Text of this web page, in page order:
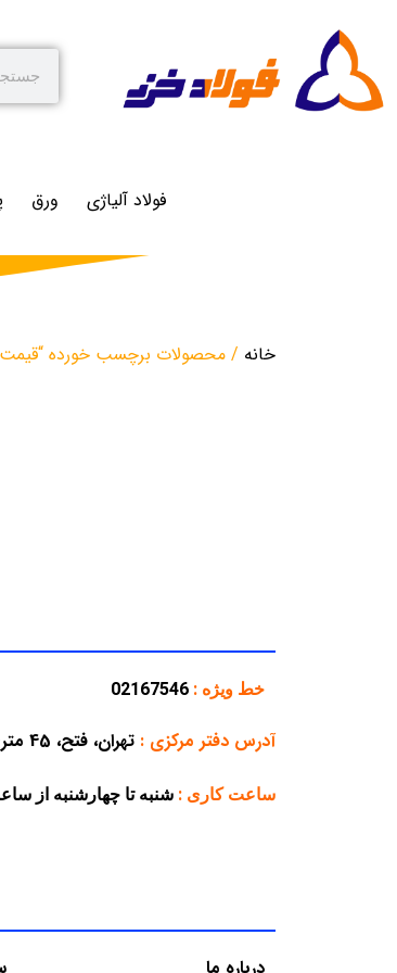
فولاد آلیاژی ورق
خانه / محصولات برچسب خورده “قیمت
خط ویژه : 02167546
آدرس دفتر مرکزی : تهران، فتح، 45 متری زرند، مجتمع تجاری پارسه، پلاک 38
ساعت کاری : شنبه تا چهارشنبه از ساعت 8:30 تا 16:30 – پنجشنبه از ساعت 8:30